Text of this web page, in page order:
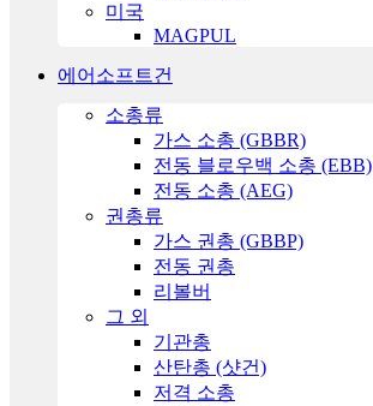
미국
MAGPUL
에어소프트건
소총류
가스 소총 (GBBR)
전동 블로우백 소총 (EBB)
전동 소총 (AEG)
권총류
가스 권총 (GBBP)
전동 권총
리볼버
그 외
기관총
산탄총 (샷건)
저격 소총